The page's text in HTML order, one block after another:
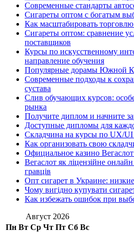
Современные стандарты
Сигареты оптом с богатым
Как масштабировать
Сигареты оптом: сравнение
поставщиков
Курсы по искусственному
направление обучения
Популярные дорамы Южной
Современные подходы к
сустава
Слив обучающих курсов:
рынка
Получите диплом и начните
Доступные дипломы для
Складчина на курсы по UX/UI
Как организовать свою
Официальное казино
Вегаслот як ліцензійне
гравців
Опт сигарет в Украине:
Чому вигідно купувати
Как избежать ошибок при
Август 2026
Пн Вт Ср Чт Пт Сб Вс